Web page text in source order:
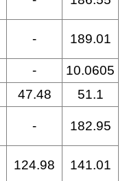
- 189.01
-
10.0605
47.48
51.1
- 182.95
124.98 141.01